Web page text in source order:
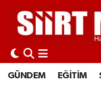
GÜNDEM EĞİTİM
GÜNDEM
EĞİTİM
Siirt Nöbetçi
Siirt Hava Durumu